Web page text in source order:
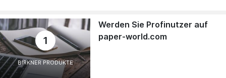
1
BIRKNER PRODUKTE
Werden Sie Profinutzer auf
paper-world.com